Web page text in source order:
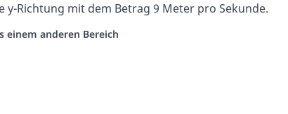
Richtung mit dem Betrag 9 Meter pro Sekunde.
einem anderen Bereich